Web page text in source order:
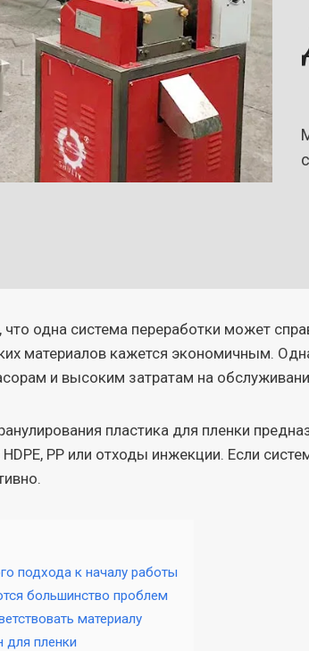
одна система переработки может
материалов кажется экономичным.
и высоким затратам на
пластика для пленки
PP или отходы инжекции. Если
подхода к началу работы
большинство проблем
материалу
для пленки